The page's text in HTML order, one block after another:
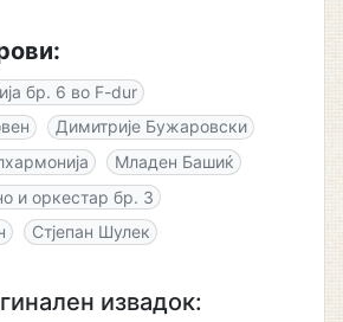
бр. 6 во F-dur
Димитрије Бужаровски
Младен Башиќ
и оркестар бр. 3
Стјепан Шулек
извадок: